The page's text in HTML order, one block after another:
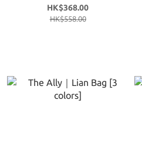
HK$368.00
HK$558.00